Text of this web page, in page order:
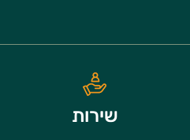
שירות